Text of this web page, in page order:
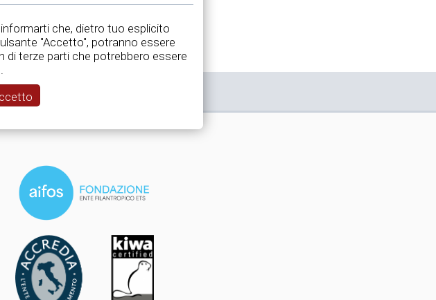
che, dietro tuo esplicito
"Accetto", potranno essere
di terze parti che potrebbero essere